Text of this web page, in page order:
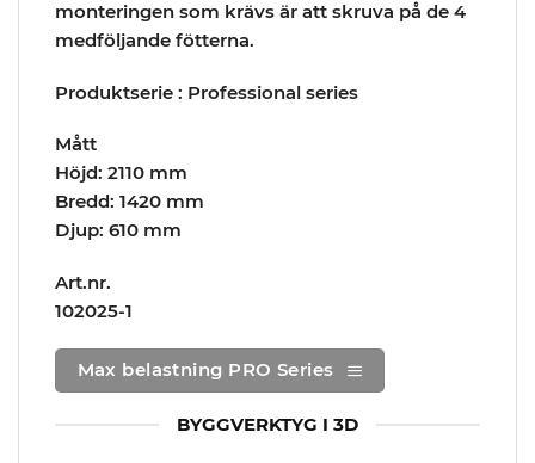
monteringen som krävs är att skruva på de 4
medföljande fötterna.
Produktserie : Professional series
Mått
Höjd: 2110 mm
Bredd: 1420 mm
Djup: 610 mm
Art.nr.
102025-1
Max belastning PRO Series
BYGGVERKTYG I 3D